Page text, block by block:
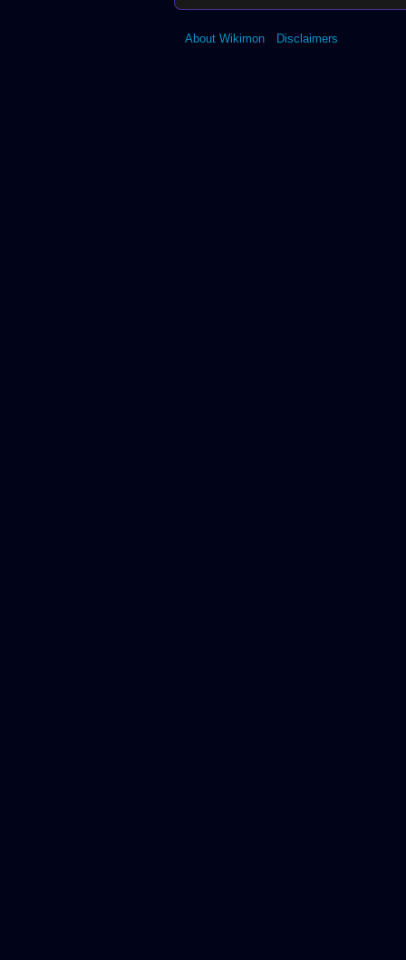
About Wikimon Disclaimers